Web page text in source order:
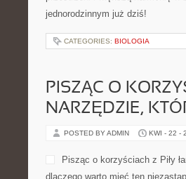
jednorodzinnym już dziś!
CATEGORIES: BIOLOGIA
PISZĄC O
NARZĘDZIE,
POSTED BY ADMIN KWI - 22 -
Pisząc o korzyściach z Piły
dlaczego warto mieć ten